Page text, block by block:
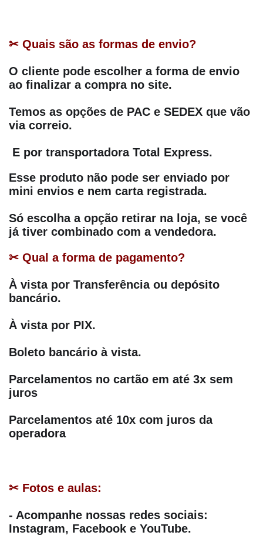
✂ Quais são as formas de envio?
O cliente pode escolher a forma de envio
ao finalizar a compra no site.
Temos as opções de PAC e SEDEX que vão
via correio.
E por transportadora Total Express.
Esse produto não pode ser enviado por
mini envios e nem carta registrada.
Só escolha a opção retirar na loja, se você
já tiver combinado com a vendedora.
✂ Qual a forma de pagamento?
À vista por Transferência ou depósito
bancário.
À vista por PIX.
Boleto bancário à vista.
Parcelamentos no cartão em até 3x sem
juros
Parcelamentos até 10x com juros da
operadora
✂ Fotos e aulas:
- Acompanhe nossas redes sociais:
Instagram, Facebook e YouTube.